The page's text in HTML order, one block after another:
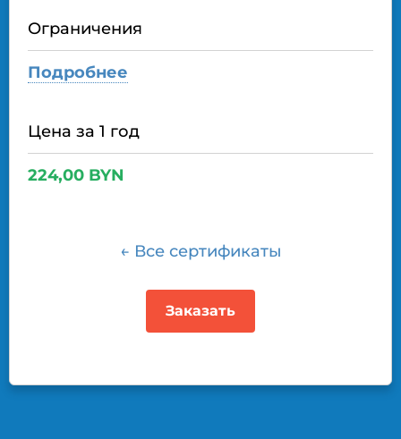
Ограничения
Подробнее
Цена за 1 год
224,00 BYN
← Все сертификаты
Заказать